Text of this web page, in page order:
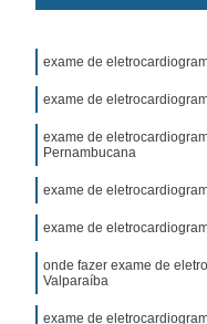
exame de
exame de
exame de
Pernambucana
exame de
exame de
onde fazer exame de
Valparaíba
exame de